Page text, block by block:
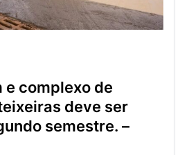
deve ser
semestre. –